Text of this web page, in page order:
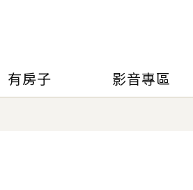
有房子 影音專區